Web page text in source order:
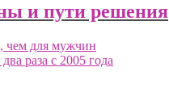
и пути решения
чем для мужчин
раза с 2005 года